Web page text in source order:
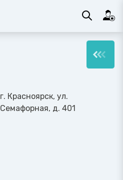
г. Красноярск, ул.
Семафорная, д. 401